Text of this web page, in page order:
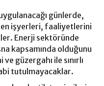
günlerde,
işyerleri, faaliyetlerini
Enerji sektöründe
kapsamında olduğunu
güzergahı ile sınırlı
tutulmayacaklar.